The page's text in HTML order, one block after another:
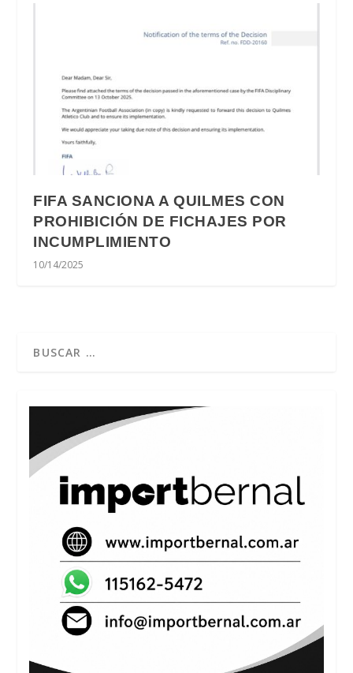
FIFA SANCIONA A QUILMES CON
PROHIBICIÓN DE FICHAJES POR
INCUMPLIMIENTO
10/14/2025